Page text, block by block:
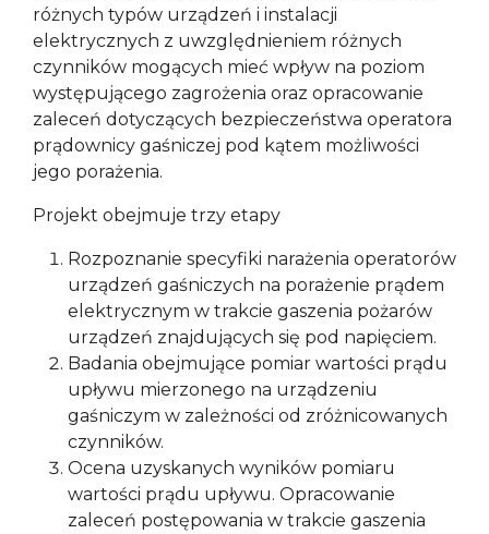
różnych typów urządzeń i instalacji
elektrycznych z uwzględnieniem różnych
czynników mogących mieć wpływ na poziom
występującego zagrożenia oraz opracowanie
zaleceń dotyczących bezpieczeństwa operatora
prądownicy gaśniczej pod kątem możliwości
jego porażenia.
Projekt obejmuje trzy etapy
Rozpoznanie specyfiki narażenia operatorów
urządzeń gaśniczych na porażenie prądem
elektrycznym w trakcie gaszenia pożarów
urządzeń znajdujących się pod napięciem.
Badania obejmujące pomiar wartości prądu
upływu mierzonego na urządzeniu
gaśniczym w zależności od zróżnicowanych
czynników.
Ocena uzyskanych wyników pomiaru
wartości prądu upływu. Opracowanie
zaleceń postępowania w trakcie gaszenia